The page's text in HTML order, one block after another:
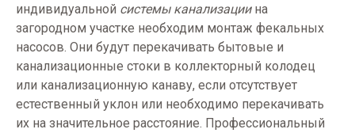
индивидуальной системы канализациина
загородном участке необходим монтаж фекальных
насосов. Они будут перекачивать бытовые и
канализационные стоки в коллекторный колодец
или канализационную канаву, если отсутствует
естественный уклон или необходимо перекачивать
их на значительное расстояние. Профессиональный